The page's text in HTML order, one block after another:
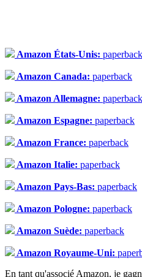
Amazon États-Unis: paperback
Amazon Canada: paperback
Amazon Allemagne: paperback
Amazon Espagne: paperback
Amazon France: paperback
Amazon Italie: paperback
Amazon Pays-Bas: paperback
Amazon Pologne: paperback
Amazon Suède: paperback
Amazon Royaume-Uni:
En tant qu'associé Amazon, je